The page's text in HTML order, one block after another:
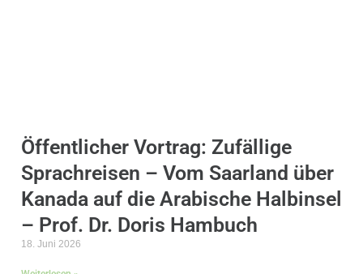
Öffentlicher Vortrag: Zufällige
Sprachreisen – Vom Saarland über
Kanada auf die Arabische Halbinsel
– Prof. Dr. Doris Hambuch
18. Juni 2026